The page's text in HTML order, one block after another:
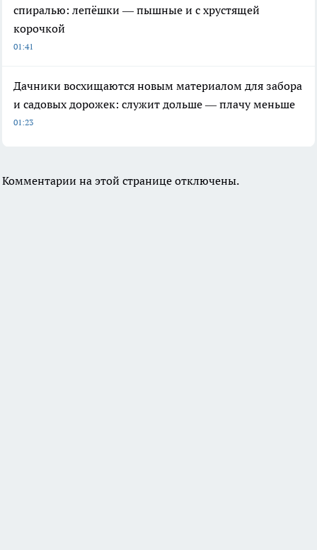
спиралью: лепёшки — пышные и с хрустящей
корочкой
01:41
Дачники восхищаются новым материалом для забора
и садовых дорожек: служит дольше — плачу меньше
01:23
Комментарии на этой странице отключены.